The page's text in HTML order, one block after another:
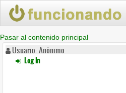
Pasar al contenido principal
Usuario: Anónimo
Log In